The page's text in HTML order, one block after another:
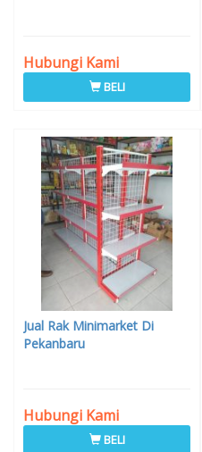
Hubungi Kami
BELI
Jual Rak Minimarket Di
Pekanbaru
Hubungi Kami
BELI